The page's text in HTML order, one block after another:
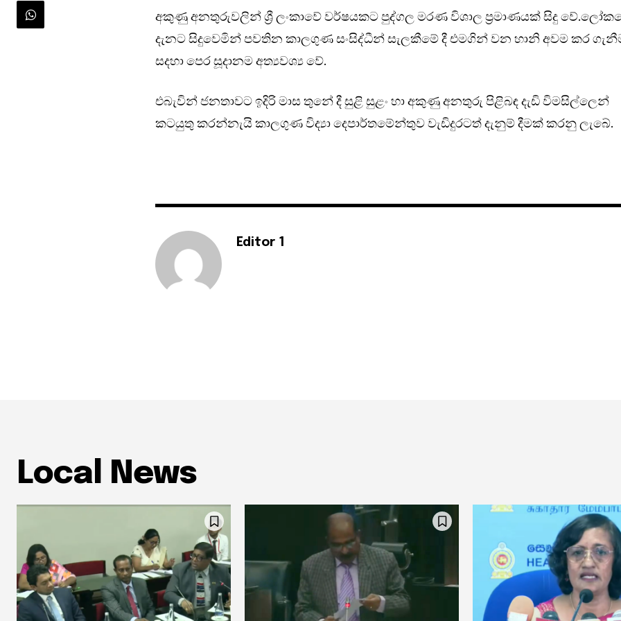
අකුණු අනතුරුවලින් ශ්‍රී ලංකාවේ වර්ෂයකට පුද්ගල මරණ විශාල ප්‍රමාණයක් සිදු
දැනට සිදුවෙමින් පවතින කාලගුණ සංසිද්ධීන් සැලකීමේ දී එමගින් වන හානි අවම කර
සදහා පෙර සූදානම අත්‍යවශ්‍ය වේ.
එබැවින් ජනතාවට ඉදිරි මාස තුනේ දී සුළි සුළං හා අකුණු අනතුරු පිළිබඳ දැඩි විමසිල්ලෙන්
කටයුතු කරන්නැයි කාලගුණ විද්‍යා දෙපාර්තමේන්තුව වැඩිදුරටත් දැනුම් දීමක් කරනු ලැබේ.
Editor 1
Local News